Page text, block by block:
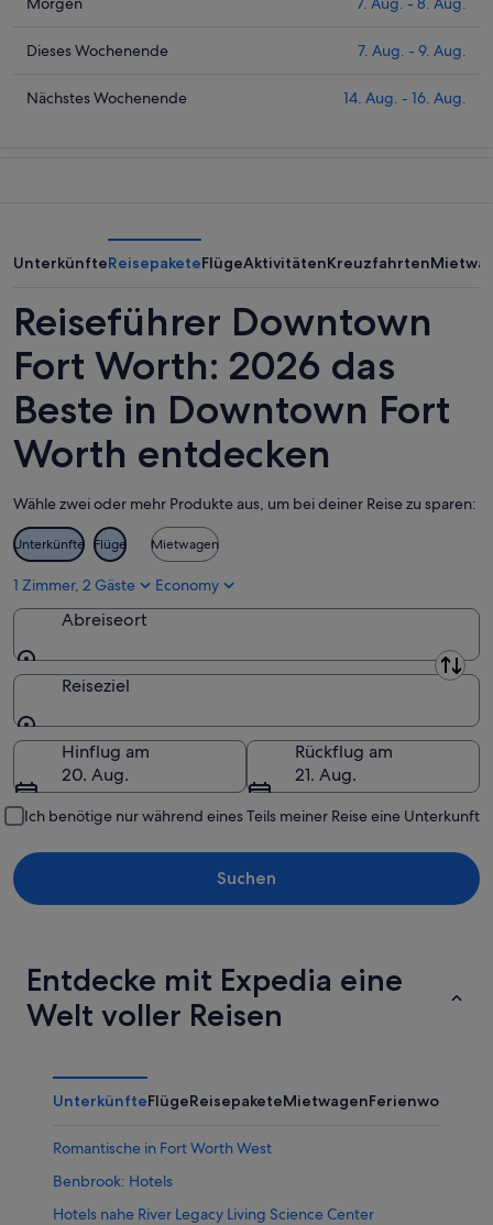
Downtown
Worth
Aug.
Preise
Downtown
-
Aug.
Prüfe
Preise
Wochenende,
7.
-
9.
Aug.
Dieses Wochenende 7. Aug. - 9. Aug.
Prüfe
am
Wochenende,
14.
Aug.
-
16.
Aug.
Nächstes Wochenende 14. Aug. - 16. Aug.
UnterkünfteReisepaketeFlügeAktivitätenKreuzfahrten
Reiseführer Downtown
Fort Worth: 2026 das
Beste in Downtown Fort
Worth entdecken
Wähle zwei oder mehr Produkte aus, um bei deiner Reise zu sparen:
Unterkünfte Flüge Mietwagen
1 Zimmer, 2 Gäste Economy
Abreiseort
Abreiseort
Reiseziel
Reiseziel
Hinflug am
20. Aug.
Rückflug am
21. Aug.
Ich benötige nur während eines Teils meiner Reise eine Unterkunft
Suchen
Entdecke mit Expedia eine
Welt voller Reisen
UnterkünfteFlügeReisepaketeMietwagen
Romantische in Fort Worth West
Benbrook: Hotels
Hotels nahe River Legacy Living Science Center